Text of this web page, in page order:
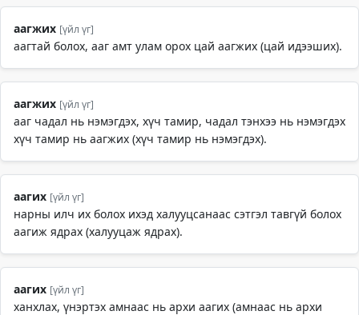
аагжих [үйл үг]
аагтай болох, ааг амт улам орох цай аагжих (цай идээших).
аагжих [үйл үг]
ааг чадал нь нэмэгдэх, хүч тамир, чадал тэнхээ нь нэмэгдэх
хүч тамир нь аагжих (хүч тамир нь нэмэгдэх).
аагих [үйл үг]
нарны илч их болох ихэд халууцсанаас сэтгэл тавгүй болох
аагиж ядрах (халууцаж ядрах).
аагих [үйл үг]
ханхлах, үнэртэх амнаас нь архи аагих (амнаас нь архи